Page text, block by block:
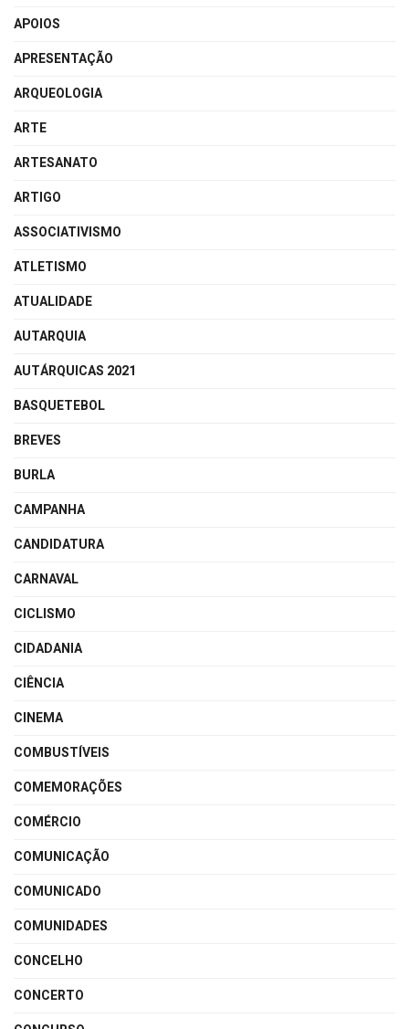
APOIOS
APRESENTAÇÃO
ARQUEOLOGIA
ARTE
ARTESANATO
ARTIGO
ASSOCIATIVISMO
ATLETISMO
ATUALIDADE
AUTARQUIA
AUTÁRQUICAS 2021
BASQUETEBOL
BREVES
BURLA
CAMPANHA
CANDIDATURA
CARNAVAL
CICLISMO
CIDADANIA
CIÊNCIA
CINEMA
COMBUSTÍVEIS
COMEMORAÇÕES
COMÉRCIO
COMUNICAÇÃO
COMUNICADO
COMUNIDADES
CONCELHO
CONCERTO